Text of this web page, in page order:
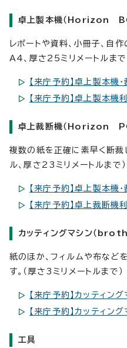
卓上製本機（Horizon
レポートや資料、小冊子、自
A4、厚さ25ミリメートルまで
【来庁予約】卓上製本機
【来庁予約】卓上製本機
卓上裁断機（Horizon
複数の紙を正確に素早く断裁
ル、厚さ23ミリメートルまで）
【来庁予約】卓上製本機
【来庁予約】卓上裁断機
カッティングマシン（
紙のほか、フィルムや布など
す。（厚さ3ミリメートルまで）
【来庁予約】カッティン
【来庁予約】カッティン
工具